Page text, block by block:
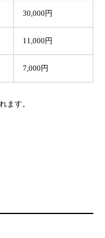
30,000円
11,000円
7,000円
ます。